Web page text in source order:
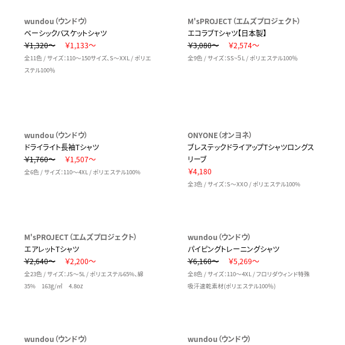
wundou（ウンドウ）
ベーシックバスケットシャツ
￥1,320～
￥1,133～
全11色 / サイズ：110～150サイズ、S～XXL / ポリエ
ステル100％
M'sPROJECT（エムズプロジェクト）
エコラブTシャツ【日本製】
￥3,080～
￥2,574～
全9色 / サイズ：SS~５L / ポリエステル100％
wundou（ウンドウ）
ドライライト長袖Tシャツ
￥1,760～
￥1,507～
全6色 / サイズ：110～4XL / ポリエステル100%
ONYONE（オンヨネ）
ブレステックドライアップTシャツロングス
リーブ
￥4,180
全3色 / サイズ：S～XXO / ポリエステル100%
M'sPROJECT（エムズプロジェクト）
エアレットTシャツ
￥2,640～
￥2,200～
全23色 / サイズ：JS～5L / ポリエステル65%、綿
35% 163g/㎡ 4.8oz
wundou（ウンドウ）
パイピングトレーニングシャツ
￥6,160～
￥5,269～
全8色 / サイズ：110～4XL / フロリダウィンド特殊
吸汗速乾素材(ポリエステル100％)
wundou（ウンドウ）
wundou（ウンドウ）